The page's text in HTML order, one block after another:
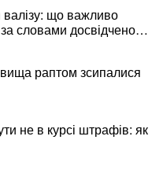
що важливо
словами досвідченої
раптом зсипалися
не в курсі штрафів: як